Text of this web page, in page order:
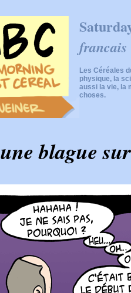
francais
Les Céréales
physique, la
aussi la vie, la
choses.
une blague